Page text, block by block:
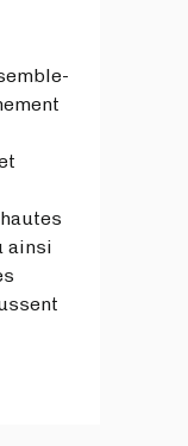
ainsi